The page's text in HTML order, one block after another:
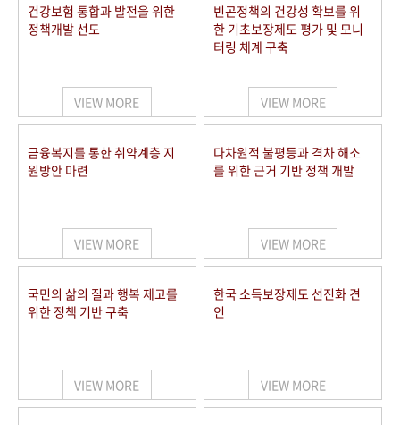
건강보험 통합과 발전을 위한
정책개발 선도
VIEW MORE
빈곤정책의 건강성 확보를 위
한 기초보장제도 평가 및 모니
터링 체계 구축
VIEW MORE
금융복지를 통한 취약계층 지
원방안 마련
VIEW MORE
다차원적 불평등과 격차 해소
를 위한 근거 기반 정책 개발
VIEW MORE
국민의 삶의 질과 행복 제고를
위한 정책 기반 구축
VIEW MORE
한국 소득보장제도 선진화 견
인
VIEW MORE